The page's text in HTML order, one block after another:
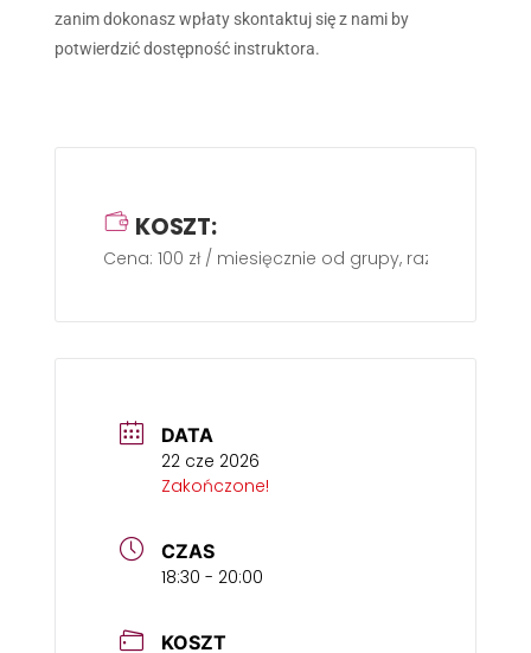
zanim dokonasz wpłaty skontaktuj się z nami by
potwierdzić dostępność instruktora.
KOSZT:
Cena: 100 zł / miesięcznie od grupy, raz w
DATA
22 cze 2026
Zakończone!
CZAS
18:30 - 20:00
KOSZT